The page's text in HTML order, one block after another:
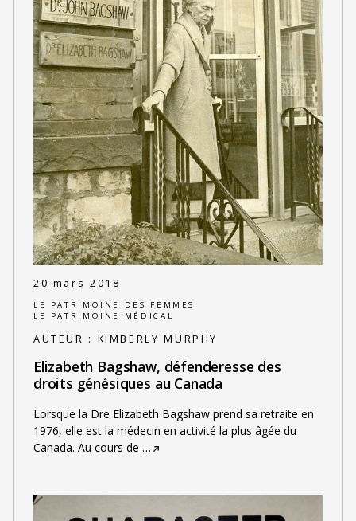
20 mars 2018
LE PATRIMOINE DES FEMMES
LE PATRIMOINE MÉDICAL
AUTEUR : KIMBERLY MURPHY
Elizabeth Bagshaw, défenderesse des
droits génésiques au Canada
Lorsque la Dre Elizabeth Bagshaw prend sa retraite en
1976, elle est la médecin en activité la plus âgée du
Canada. Au cours de …